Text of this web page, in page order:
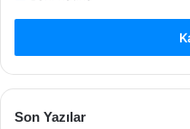
Son Yazılar